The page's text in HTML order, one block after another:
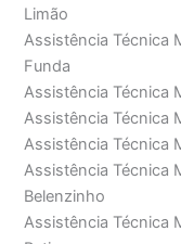
Limão
Assistência Técnica
Funda
Assistência Técnica
Assistência Técnica
Assistência Técnica
Assistência Técnica
Belenzinho
Assistência Técnica